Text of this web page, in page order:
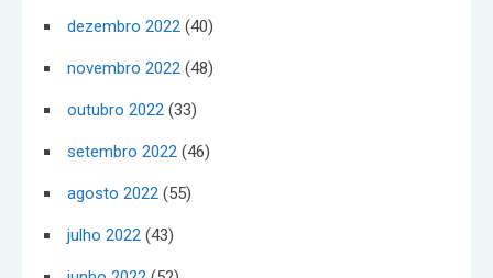
dezembro 2022 (40)
novembro 2022 (48)
outubro 2022 (33)
setembro 2022 (46)
agosto 2022 (55)
julho 2022 (43)